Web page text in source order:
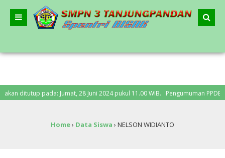
ditutup pada: Jumat, 28 Juni 2024 pukul 11.00 WIB. Pengumuman PPDB:
Home› Data Siswa › NELSON WIDIANTO